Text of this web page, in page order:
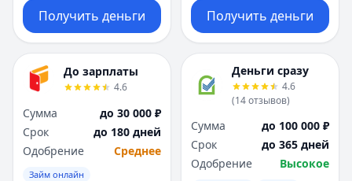
Получить деньги Получить деньги
До зарплаты
4.6
Сумма
до 30 000 ₽
Срок
до 180 дней
Одобрение
Среднее
Займ онлайн
Деньги сразу
4.6
(14отзывов)
Сумма
до 100 000 ₽
Срок
до 365 дней
Одобрение
Высокое